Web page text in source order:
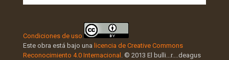
Condiciones de uso
Este obra está bajo una licencia de Creative Commons
Reconocimiento 4.0 Internacional . © 2013 El bulli...r....deagus